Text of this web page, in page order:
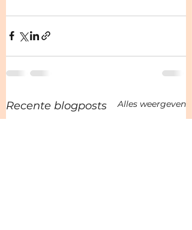
Recente blogposts Alles weergeven